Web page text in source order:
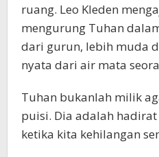
ruang. Leo Kleden
mengurung Tuhan
dari gurun, lebih muda
nyata dari air mata
Tuhan bukanlah milik
puisi. Dia adalah
ketika kita kehilangan